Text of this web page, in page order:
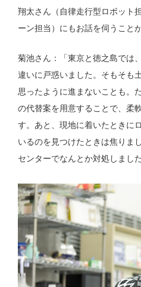
翔太さん（自律走行型ロボット
ーン担当）にもお話を伺うこと
菊池さん：「東京と徳之島では
違いに戸惑いました。そもそも
思ったように進まないことも。
の代替案を用意することで、柔
す。あと、現地に着いたときに
いるのを見つけたときは焦りま
センターでなんとか対処しまし